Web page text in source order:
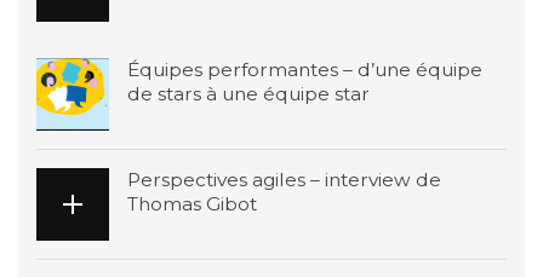
Équipes performantes – d’une équipe
de stars à une équipe star
Perspectives agiles – interview de
Thomas Gibot